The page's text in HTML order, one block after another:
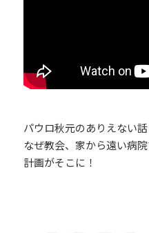
パウロ秋元のありえない話
なぜ教会、家から遠い病
計画がそこに！